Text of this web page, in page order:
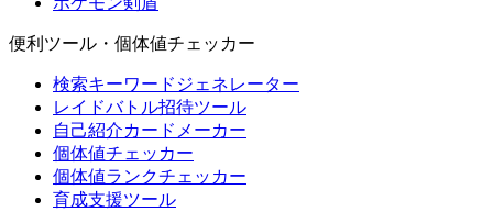
便利ツール・個体値チェッカー
検索キーワードジェネレーター
レイドバトル招待ツール
自己紹介カードメーカー
個体値チェッカー
個体値ランクチェッカー
育成支援ツール